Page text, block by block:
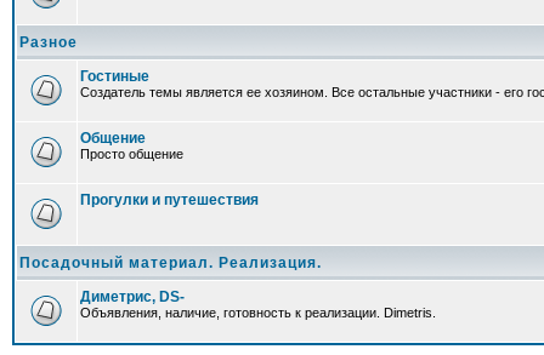
Разное
Гостиные
Создатель темы является ее хозяином. Все остальные участники - его
Общение
Просто общение
Прогулки и путешествия
Посадочный материал. Реализация.
Диметрис, DS-
Объявления, наличие, готовность к реализации. Dimetris.